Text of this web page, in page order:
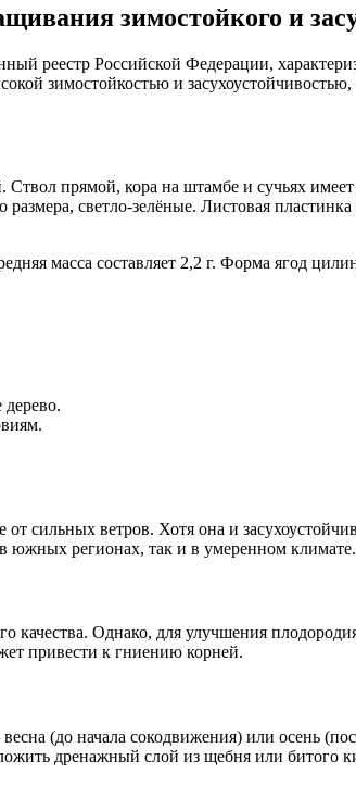
зимостойкого и
реестр Российской Федерации,
зимостойкостью и
прямой, кора на штамбе и сучьях
светло-зелёные. Листовая
масса составляет 2,2 г. Форма ягод
сильных ветров. Хотя она и
южных регионах, так и в умеренном климате.
качества. Однако, для улучшения
привести к гниению корней.
(до начала сокодвижения) или осень
дренажный слой из щебня или битого